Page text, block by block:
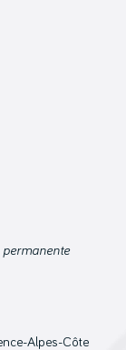
permanente
Alpes-Côte